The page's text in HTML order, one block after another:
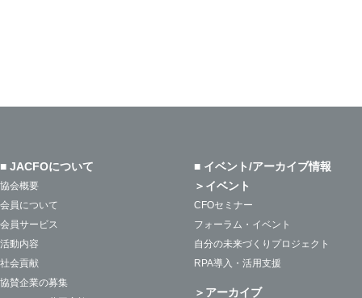
■ JACFOについて
協会概要
会員について
会員サービス
活動内容
社会貢献
協賛企業の募集
■ イベント/アーカイブ情報
＞イベント
CFOセミナー
フォーラム・イベント
自分の未来づくりプロジェクト
RPA導入・活用支援
＞アーカイブ